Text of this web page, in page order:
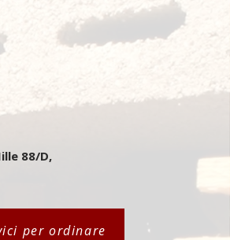
88/D,
per ordinare